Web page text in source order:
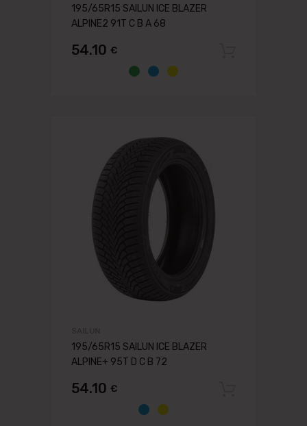
195/65R15 SAILUN ICE BLAZER
ALPINE2 91T C B A 68
54.10 €
195/65R15 SAILUN ICE BLAZER
ALPINE+ 95T D C B 72
54.10 €